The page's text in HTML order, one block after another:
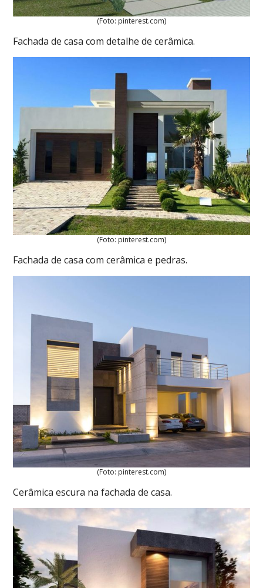
(Foto: pinterest.com)
Fachada de casa com detalhe de cerâmica.
(Foto: pinterest.com)
Fachada de casa com cerâmica e pedras.
(Foto: pinterest.com)
Cerâmica escura na fachada de casa.